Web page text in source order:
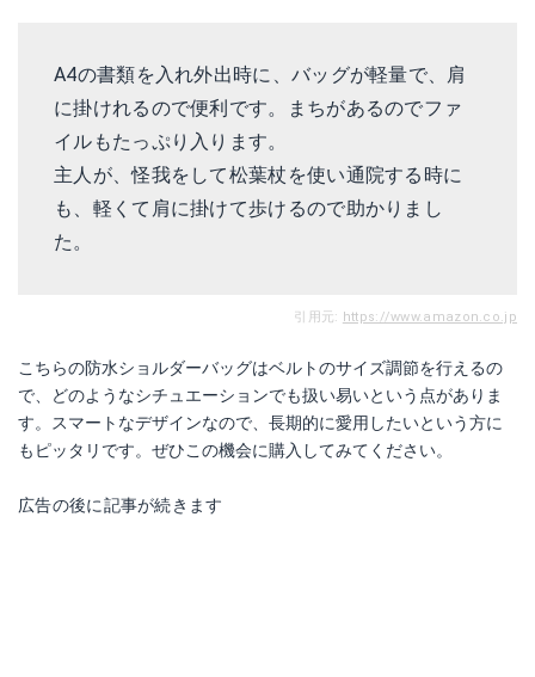
A4の書類を入れ外出時に、バッグが軽量で、肩
に掛けれるので便利です。まちがあるのでファ
イルもたっぷり入ります。
主人が、怪我をして松葉杖を使い通院する時に
も、軽くて肩に掛けて歩けるので助かりまし
た。
引用元: https://www.amazon.co.jp
こちらの防水ショルダーバッグはベルトのサイズ調節を行えるの
で、どのようなシチュエーションでも扱い易いという点がありま
す。スマートなデザインなので、長期的に愛用したいという方に
もピッタリです。ぜひこの機会に購入してみてください。
広告の後に記事が続きます